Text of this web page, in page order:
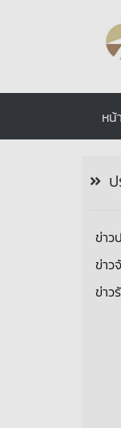
หน้
ข่าว
ข่าว
ข่าว